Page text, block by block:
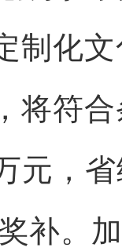
制化
将符
元，
补。